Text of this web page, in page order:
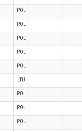
POL
POL
POL
POL
POL
LTU
POL
POL
POL